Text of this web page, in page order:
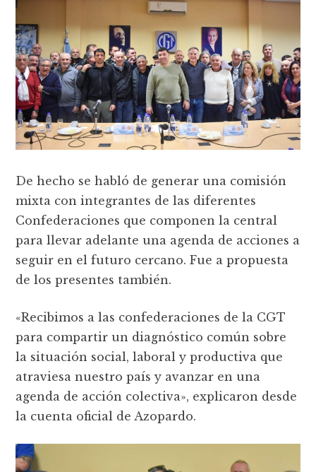
De hecho se habló de generar una comisión
mixta con integrantes de las diferentes
Confederaciones que componen la central
para llevar adelante una agenda de acciones a
seguir en el futuro cercano. Fue a propuesta
de los presentes también.
«Recibimos a las confederaciones de la CGT
para compartir un diagnóstico común sobre
la situación social, laboral y productiva que
atraviesa nuestro país y avanzar en una
agenda de acción colectiva», explicaron desde
la cuenta oficial de Azopardo.